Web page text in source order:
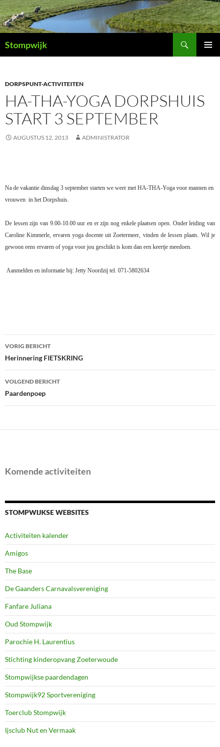
Ga
naar
de
inhoud
Stompwijk
DORPSPUNT-ACTIVITEITEN
HA-THA-YOGA DORPSHUIS
START 3 SEPTEMBER
AUGUSTUS 12, 2013 ADMINISTRATOR
Na de vakantie dinsdag 3 september starten we weer metHA-THA-Yoga voor mannen en
vrouwen in het Dorpshuis.
De lessen zijn van 9.00-10.00 uur en er zijn nog enkele plaatsen open. Onder leiding van
Caroline Kimmerle, ervaren yoga docente uit Zoetermeer, vinden de lessen plaats. Wil je
gewoon eens ervaren of yoga voor jou geschikt is kom dan een keertje meedoen.
Aanmelden en informatie bij: Jetty Noordzij tel. 071-5802634
Bericht
navigatie
VORIG BERICHT
Herinnering FIETSKRING
VOLGEND BERICHT
Paardenpoep
Komende activiteiten
STOMPWIJKSE WEBSITES
Activiteiten kalender
Amigos
The Base
De Gaanders Carnavalsvereniging
Fanfare Juliana
Oud Stompwijk
Parochie H. Laurentius
Stichting kinderopvang Zoeterwoude
Stompwijkse paardendagen
Stompwijk92 Sportvereniging
Toerclub Stompwijk
Ijsclub Nut en Vermaak